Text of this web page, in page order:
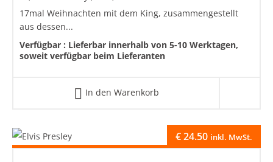
17mal Weihnachten mit dem King, zusammengestellt
aus dessen...
Verfügbar : Lieferbar innerhalb von 5-10 Werktagen,
soweit verfügbar beim Lieferanten
In den Warenkorb
€24.50 inkl. MwSt.